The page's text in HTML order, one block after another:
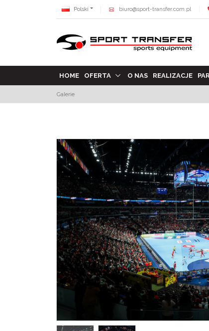
Polski biuro@sport-transfer.com.pl
HOME OFERTA O NAS REALIZACJE
Galerie